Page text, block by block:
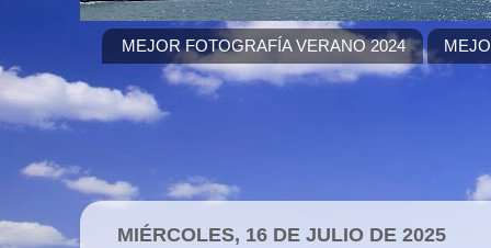
MEJOR FOTOGRAFÍA VERANO 2024
MIÉRCOLES, 16 DE JULIO DE 2025